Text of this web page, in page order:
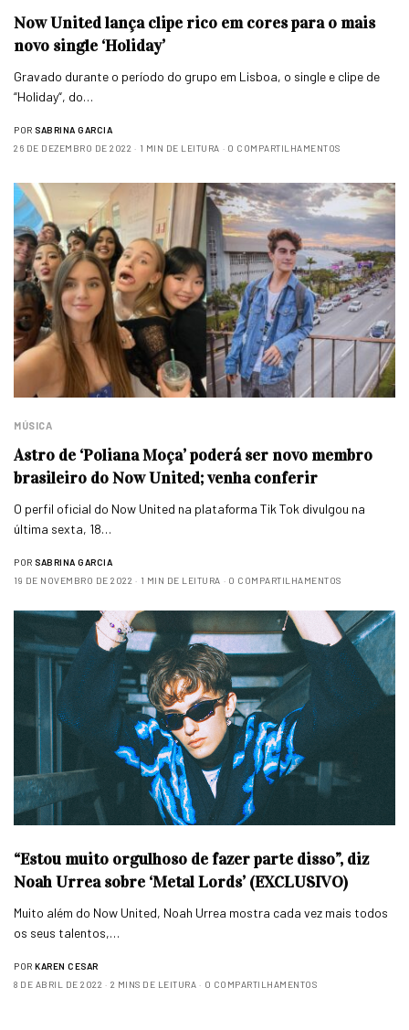
Now United lança clipe rico em cores para o mais
novo single ‘Holiday’
Gravado durante o período do grupo em Lisboa, o single e clipe de
“Holiday“, do…
POR SABRINA GARCIA
26 DE DEZEMBRO DE 2022
1 MIN DE LEITURA 0 COMPARTILHAMENTOS
MÚSICA
Astro de ‘Poliana Moça’ poderá ser novo membro
brasileiro do Now United; venha conferir
O perfil oficial do Now United na plataforma Tik Tok divulgou na
última sexta, 18…
POR SABRINA GARCIA
19 DE NOVEMBRO DE 2022
1 MIN DE LEITURA 0 COMPARTILHAMENTOS
“Estou muito orgulhoso de fazer parte disso”, diz
Noah Urrea sobre ‘Metal Lords’ (EXCLUSIVO)
Muito além do Now United, Noah Urrea mostra cada vez mais todos
os seus talentos,…
POR KAREN CESAR
8 DE ABRIL DE 2022
2 MINS DE LEITURA 0 COMPARTILHAMENTOS